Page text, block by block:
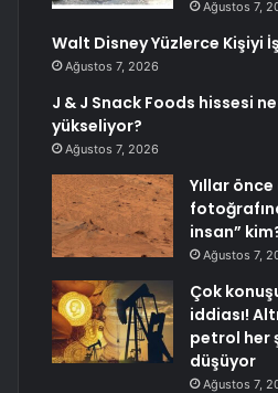
Ağustos 7,
Walt Disney Yüzlerce Kişiyi
Ağustos 7, 2026
J & J Snack Foods hissesi
yükseliyor?
Ağustos 7, 2026
Yıllar
insan”
Ağustos 7,
Çok
iddiası!
petrol her
düşüyor
Ağustos 7,